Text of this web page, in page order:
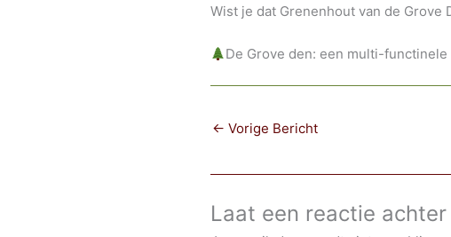
Wist je dat Grenenhout van de Grove
De Grove den: een multi-
← Vorige Bericht
Laat een reactie achter